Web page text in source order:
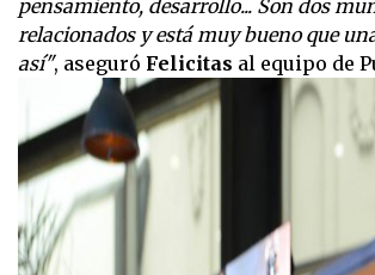
pensamiento, desarrollo... Son dos
relacionados y está muy bueno que
así", aseguró Felicitas al equipo de